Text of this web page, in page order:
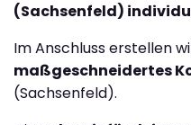
(Sachsenfeld)
Im Anschluss erstellen
maßgeschneidertes
(Sachsenfeld).